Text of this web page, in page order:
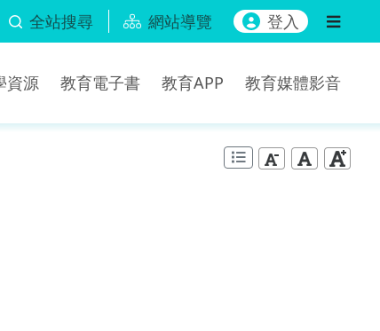
全站搜尋 網站導覽 登入
資源 教育電子書 教育APP 教育媒體影音